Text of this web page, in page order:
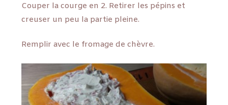
Couper la courge en 2. Retirer les pépins et
creuser un peu la partie pleine.
Remplir avec le fromage de chèvre.